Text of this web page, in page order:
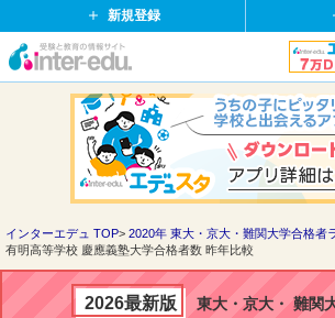
新規登録
イ
ド
ッ
ト
インターエデュ TOP 2020年 東大・京大・難関大学合格者
有明高等学校 慶應義塾大学合格者数 昨年比較
2026最新版 東大・京大・ 難関